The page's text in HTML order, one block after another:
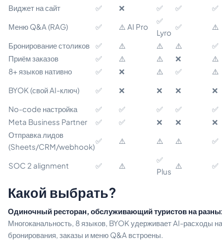
Виджет на сайт
✅ ❌ ✅ ✅
✅
Меню Q&A (RAG)
✅ ⚠️ AI Pro
✅
Lyro
✅
⚠️
Бронирование столиков
✅ ⚠️ ⚠️ ⚠️
✅
Приём заказов
✅ ⚠️ ⚠️ ❌
⚠️
8+ языков нативно
✅ ❌ ⚠️ ✅
⚠️
BYOK (свой AI-ключ)
✅ ❌ ❌ ❌
❌
No-code настройка
✅ ✅ ✅ ✅
✅
Meta Business Partner
✅ ✅ ❌ ❌
❌
Отправка лидов
(Sheets/CRM/webhook)
✅ ⚠️ ⚠️ ⚠️ ✅
SOC 2 alignment ✅ ⚠️
✅
Plus
⚠️ ✅
Какой выбрать?
Одиночный ресторан, обслуживающий туристов на
Многоканальность, 8 языков, BYOK удерживает AI-расходы
бронирования, заказы и меню Q&A встроены.